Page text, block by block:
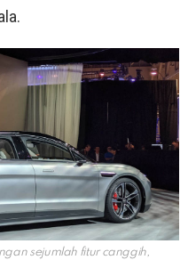
sejumlah fitur canggih,